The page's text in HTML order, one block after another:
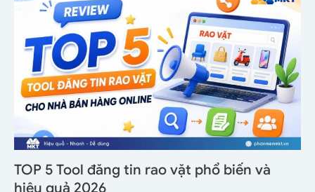
TOP 5 Tool đăng tin rao vặt phổ biến và
hiệu quả 2026